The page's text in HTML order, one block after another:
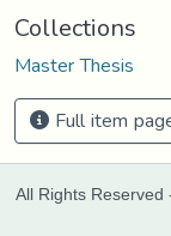
Collections
Master Thesis
Full item
All Rights Reserved